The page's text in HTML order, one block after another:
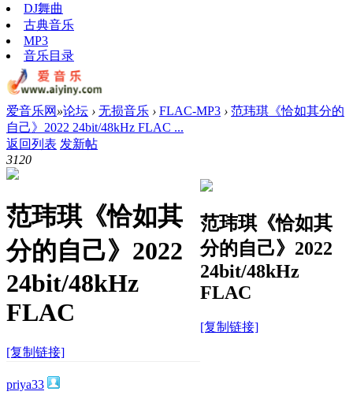
DJ舞曲
古典音乐
MP3
音乐目录
爱音乐网 »论坛 › 无损音乐 › FLAC-MP3 › 范玮琪《恰如其分的
自己》2022 24bit/48kHz FLAC ...
返回列表 发新帖
3120
范玮琪《恰如其
分的自己》2022
24bit/48kHz
FLAC
[复制链接]
范玮琪《恰如其
分的自己》2022
24bit/48kHz
FLAC
[复制链接]
priya33